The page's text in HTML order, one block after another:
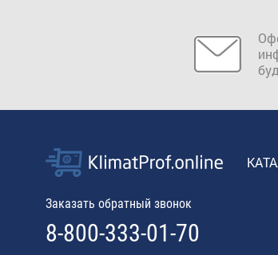
Заказать обратный звонок
8-800-333-01-70